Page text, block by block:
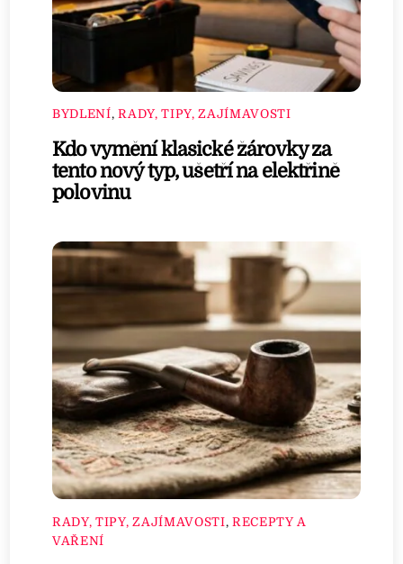
BYDLENÍ,RADY, TIPY, ZAJÍMAVOSTI
Kdo vymění klasické žárovky za
tento nový typ, ušetří na elektřině
polovinu
RADY, TIPY, ZAJÍMAVOSTI, RECEPTY A
VAŘENÍ